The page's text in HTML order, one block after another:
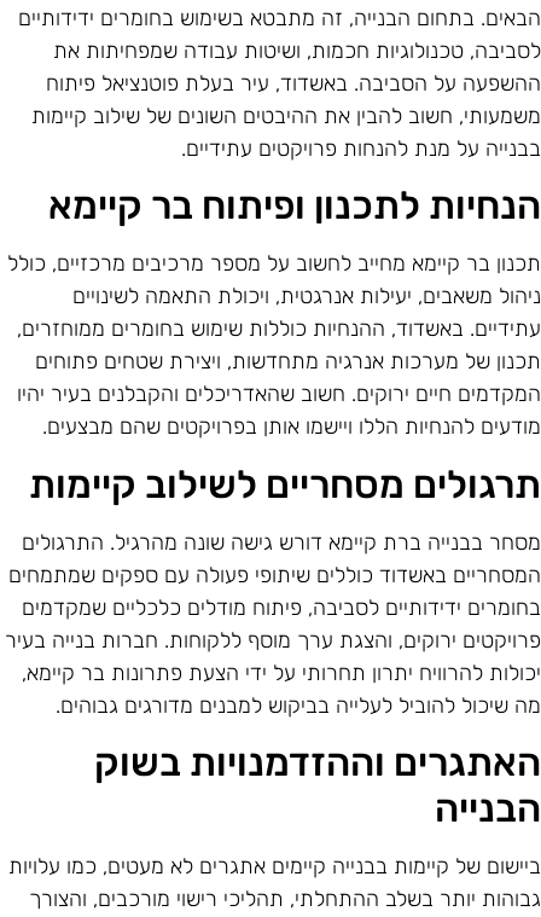
בתחום הבנייה, זה מתבטא בשימוש בחומרים ידידותיים
טכנולוגיות חכמות, ושיטות עבודה שמפחיתות את
על הסביבה. באשדוד, עיר בעלת פוטנציאל פיתוח
חשוב להבין את ההיבטים השונים של שילוב קיימות
על מנת להנחות פרויקטים עתידיים.
לתכנון ופיתוח בר קיימא
בר קיימא מחייב לחשוב על מספר מרכיבים מרכזיים, כולל
משאבים, יעילות אנרגטית, ויכולת התאמה לשינויים
באשדוד, ההנחיות כוללות שימוש בחומרים ממוחזרים,
של מערכות אנרגיה מתחדשות, ויצירת שטחים פתוחים
חיים ירוקים. חשוב שהאדריכלים והקבלנים בעיר יהיו
להנחיות הללו ויישמו אותן בפרויקטים שהם מבצעים.
מסחריים לשילוב קיימות
בבנייה ברת קיימא דורש גישה שונה מהרגיל. התרגולים
באשדוד כוללים שיתופי פעולה עם ספקים שמתמחים
ידידותיים לסביבה, פיתוח מודלים כלכליים שמקדמים
ירוקים, והצגת ערך מוסף ללקוחות. חברות בנייה בעיר
להרוויח יתרון תחרותי על ידי הצעת פתרונות בר קיימא,
שיכול להוביל לעלייה בביקוש למבנים מדורגים גבוהים.
וההזדמנויות בשוק
של קיימות בבנייה קיימים אתגרים לא מעטים, כמו עלויות
יותר בשלב ההתחלתי, תהליכי רישוי מורכבים, והצורך